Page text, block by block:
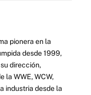
pionera en la
desde 1999,
dirección,
la WWE, WCW,
industria desde la